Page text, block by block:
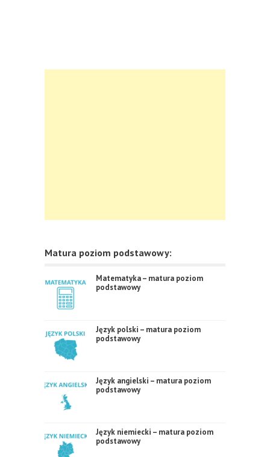
Matura poziom podstawowy:
Matematyka – matura poziom
podstawowy
Język polski – matura poziom
podstawowy
Język angielski – matura poziom
podstawowy
Język niemiecki – matura poziom
podstawowy